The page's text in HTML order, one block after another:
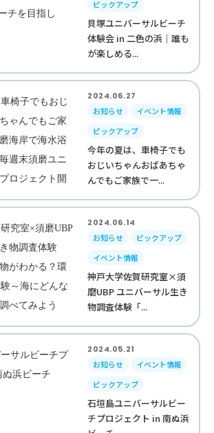
ピックアップ
貝塚ユニバーサルビーチ
体験会 in 二色の浜｜誰も
が楽しめる...
2024.06.27
お知らせ
イベント情報
ピックアップ
今年の夏は、車椅子でも
おじいちゃんおばあちゃ
んでもご家族で一...
2024.06.14
お知らせ
ピックアップ
イベント情報
神戸大学佐賀研究室×須
磨UBP ユニバーサル生き
物調査体験「...
2024.05.21
お知らせ
イベント情報
ピックアップ
石垣島ユニバーサルビー
チプロジェクト in 南ぬ浜